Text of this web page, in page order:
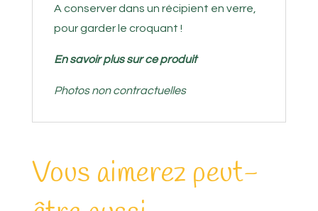
A conserver dans un récipient en verre,
pour garder le croquant !
En savoir plus sur ce produit
Photos non contractuelles
Vous aimerez peut-